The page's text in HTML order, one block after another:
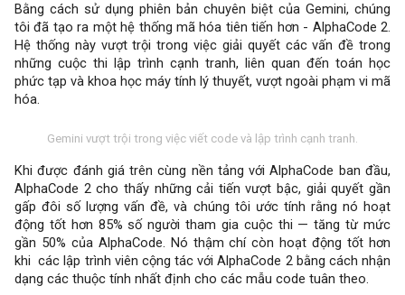
Bằng cách sử dụng phiên bản chuyên biệt của Gemini, chúng
tôi đã tạo ra một hệ thống mã hóa tiên tiến hơn - AlphaCode 2.
Hệ thống này vượt trội trong việc giải quyết các vấn đề trong
những cuộc thi lập trình cạnh tranh, liên quan đến toán học
phức tạp và khoa học máy tính lý thuyết, vượt ngoài phạm vi mã
hóa.
Gemini vượt trội trong việc viết code và lập trình cạnh tranh.
Khi được đánh giá trên cùng nền tảng với AlphaCode ban đầu,
AlphaCode 2 cho thấy những cải tiến vượt bậc, giải quyết gần
gấp đôi số lượng vấn đề, và chúng tôi ước tính rằng nó hoạt
động tốt hơn 85% số người tham gia cuộc thi — tăng từ mức
gần 50% của AlphaCode. Nó thậm chí còn hoạt động tốt hơn
khi các lập trình viên cộng tác với AlphaCode 2 bằng cách nhận
dạng các thuộc tính nhất định cho các mẫu code tuân theo.